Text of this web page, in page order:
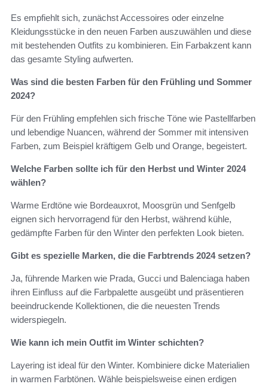
Es empfiehlt sich, zunächst Accessoires oder einzelne
Kleidungsstücke in den neuen Farben auszuwählen und diese
mit bestehenden Outfits zu kombinieren. Ein Farbakzent kann
das gesamte Styling aufwerten.
Was sind die besten Farben für den Frühling und Sommer
2024?
Für den Frühling empfehlen sich frische Töne wie Pastellfarben
und lebendige Nuancen, während der Sommer mit intensiven
Farben, zum Beispiel kräftigem Gelb und Orange, begeistert.
Welche Farben sollte ich für den Herbst und Winter 2024
wählen?
Warme Erdtöne wie Bordeauxrot, Moosgrün und Senfgelb
eignen sich hervorragend für den Herbst, während kühle,
gedämpfte Farben für den Winter den perfekten Look bieten.
Gibt es spezielle Marken, die die Farbtrends 2024 setzen?
Ja, führende Marken wie Prada, Gucci und Balenciaga haben
ihren Einfluss auf die Farbpalette ausgeübt und präsentieren
beeindruckende Kollektionen, die die neuesten Trends
widerspiegeln.
Wie kann ich mein Outfit im Winter schichten?
Layering ist ideal für den Winter. Kombiniere dicke Materialien
in warmen Farbtönen. Wähle beispielsweise einen erdigen